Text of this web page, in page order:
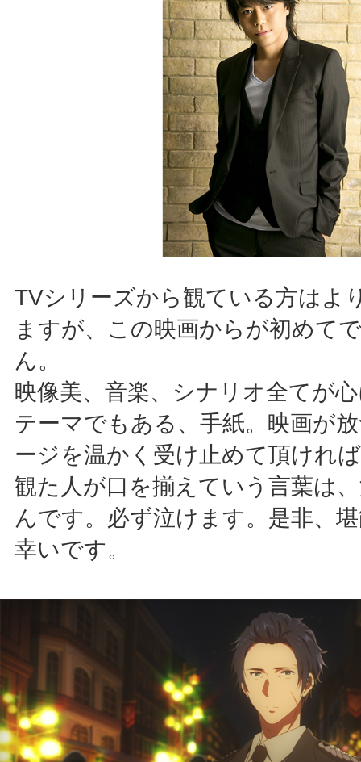
TVシリーズから観ている方はよ
ますが、この映画からが初めて
ん。
映像美、音楽、シナリオ全てが
テーマでもある、手紙。映画が
ージを温かく受け止めて頂けれ
観た人が口を揃えていう言葉は
んです。必ず泣けます。是非、
幸いです。